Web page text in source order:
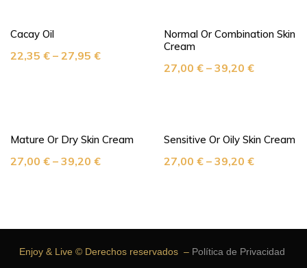
Cacay Oil
22,35 € – 27,95 €
Normal Or Combination Skin
Cream
27,00 € – 39,20 €
Mature Or Dry Skin Cream
27,00 € – 39,20 €
Sensitive Or Oily Skin Cream
27,00 € – 39,20 €
Enjoy & Live © Derechos reservados – Política de Privacidad